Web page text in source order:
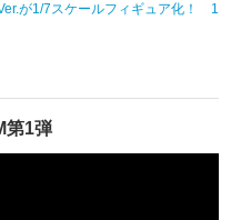
が1/7スケールフィギュア化！ 1
第1弾